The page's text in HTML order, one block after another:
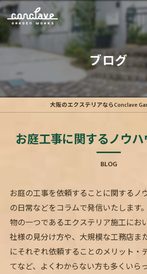
ブログ
大阪のエクステリアならConclave
お庭工事に関するノウ
BLOG
お庭の工事を依頼することに関するノ
の日常などをコラムで発信いたします
物の一つであるエクステリア施工にお
社様の見分け方や、大規模な工務店ま
にそれぞれ依頼することのメリット・
てなど、よくわからない方も多くいら